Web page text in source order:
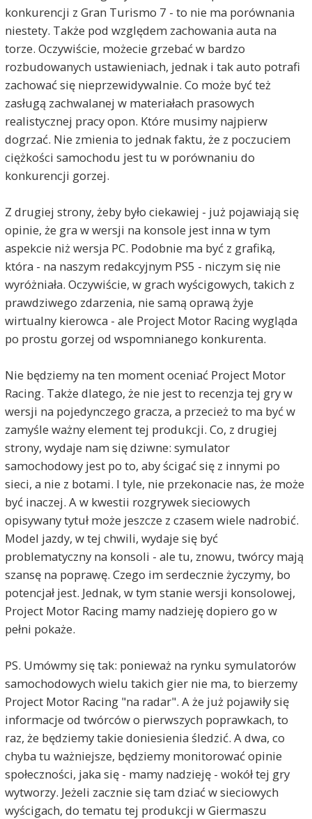
konkurencji z Gran Turismo 7 - to nie ma porównania
niestety. Także pod względem zachowania auta na
torze. Oczywiście, możecie grzebać w bardzo
rozbudowanych ustawieniach, jednak i tak auto potrafi
zachować się nieprzewidywalnie. Co może być też
zasługą zachwalanej w materiałach prasowych
realistycznej pracy opon. Które musimy najpierw
dogrzać. Nie zmienia to jednak faktu, że z poczuciem
ciężkości samochodu jest tu w porównaniu do
konkurencji gorzej.
Z drugiej strony, żeby było ciekawiej - już pojawiają się
opinie, że gra w wersji na konsole jest inna w tym
aspekcie niż wersja PC. Podobnie ma być z grafiką,
która - na naszym redakcyjnym PS5 - niczym się nie
wyróżniała. Oczywiście, w grach wyścigowych, takich z
prawdziwego zdarzenia, nie samą oprawą żyje
wirtualny kierowca - ale Project Motor Racing wygląda
po prostu gorzej od wspomnianego konkurenta.
Nie będziemy na ten moment oceniać Project Motor
Racing. Także dlatego, że nie jest to recenzja tej gry w
wersji na pojedynczego gracza, a przecież to ma być w
zamyśle ważny element tej produkcji. Co, z drugiej
strony, wydaje nam się dziwne: symulator
samochodowy jest po to, aby ścigać się z innymi po
sieci, a nie z botami. I tyle, nie przekonacie nas, że może
być inaczej. A w kwestii rozgrywek sieciowych
opisywany tytuł może jeszcze z czasem wiele nadrobić.
Model jazdy, w tej chwili, wydaje się być
problematyczny na konsoli - ale tu, znowu, twórcy mają
szansę na poprawę. Czego im serdecznie życzymy, bo
potencjał jest. Jednak, w tym stanie wersji konsolowej,
Project Motor Racing mamy nadzieję dopiero go w
pełni pokaże.
PS. Umówmy się tak: ponieważ na rynku symulatorów
samochodowych wielu takich gier nie ma, to bierzemy
Project Motor Racing "na radar". A że już pojawiły się
informacje od twórców o pierwszych poprawkach, to
raz, że będziemy takie doniesienia śledzić. A dwa, co
chyba tu ważniejsze, będziemy monitorować opinie
społeczności, jaka się - mamy nadzieję - wokół tej gry
wytworzy. Jeżeli zacznie się tam dziać w sieciowych
wyścigach, do tematu tej produkcji w Giermaszu